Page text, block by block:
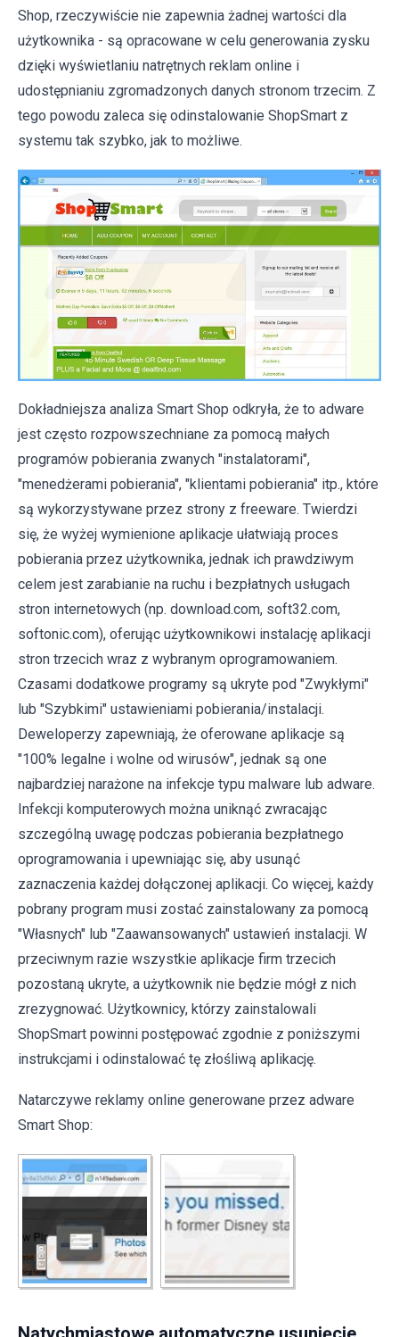
Shop, rzeczywiście nie zapewnia żadnej wartości dla
użytkownika - są opracowane w celu generowania zysku
dzięki wyświetlaniu natrętnych reklam online i
udostępnianiu zgromadzonych danych stronom trzecim. Z
tego powodu zaleca się odinstalowanie ShopSmart z
systemu tak szybko, jak to możliwe.
Dokładniejsza analiza Smart Shop odkryła, że to adware
jest często rozpowszechniane za pomocą małych
programów pobierania zwanych "instalatorami",
"menedżerami pobierania", "klientami pobierania" itp., które
są wykorzystywane przez strony z freeware. Twierdzi
się, że wyżej wymienione aplikacje ułatwiają proces
pobierania przez użytkownika, jednak ich prawdziwym
celem jest zarabianie na ruchu i bezpłatnych usługach
stron internetowych (np. download.com, soft32.com,
softonic.com), oferując użytkownikowi instalację aplikacji
stron trzecich wraz z wybranym oprogramowaniem.
Czasami dodatkowe programy są ukryte pod "Zwykłymi"
lub "Szybkimi" ustawieniami pobierania/instalacji.
Deweloperzy zapewniają, że oferowane aplikacje są
"100% legalne i wolne od wirusów", jednak są one
najbardziej narażone na infekcje typu malware lub adware.
Infekcji komputerowych można uniknąć zwracając
szczególną uwagę podczas pobierania bezpłatnego
oprogramowania i upewniając się, aby usunąć
zaznaczenia każdej dołączonej aplikacji. Co więcej, każdy
pobrany program musi zostać zainstalowany za pomocą
"Własnych" lub "Zaawansowanych" ustawień instalacji. W
przeciwnym razie wszystkie aplikacje firm trzecich
pozostaną ukryte, a użytkownik nie będzie mógł z nich
zrezygnować. Użytkownicy, którzy zainstalowali
ShopSmart powinni postępować zgodnie z poniższymi
instrukcjami i odinstalować tę złośliwą aplikację.
Natarczywe reklamy online generowane przez adware
Smart Shop: